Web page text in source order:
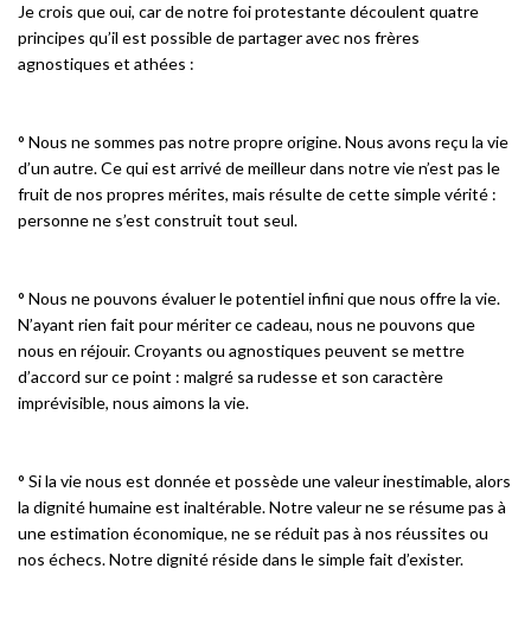
Je crois que oui, car de notre foi protestante découlent quatre
principes qu’il est possible de partager avec nos frères
agnostiques et athées :
° Nous ne sommes pas notre propre origine. Nous avons reçu la vie
d’un autre. Ce qui est arrivé de meilleur dans notre vie n’est pas le
fruit de nos propres mérites, mais résulte de cette simple vérité :
personne ne s’est construit tout seul.
° Nous ne pouvons évaluer le potentiel infini que nous offre la vie.
N’ayant rien fait pour mériter ce cadeau, nous ne pouvons que
nous en réjouir. Croyants ou agnostiques peuvent se mettre
d’accord sur ce point : malgré sa rudesse et son caractère
imprévisible, nous aimons la vie.
° Si la vie nous est donnée et possède une valeur inestimable, alors
la dignité humaine est inaltérable. Notre valeur ne se résume pas à
une estimation économique, ne se réduit pas à nos réussites ou
nos échecs. Notre dignité réside dans le simple fait d’exister.